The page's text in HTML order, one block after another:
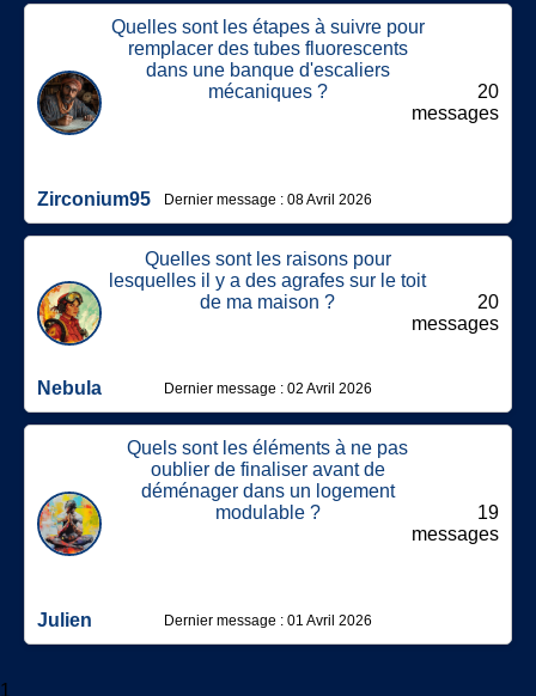
Quelles sont les étapes à suivre pour
remplacer des tubes fluorescents
dans une banque d'escaliers
mécaniques ?
Zirconium95
20
messages
Dernier message : 08 Avril 2026
Quelles sont les raisons pour
lesquelles il y a des agrafes sur le toit
de ma maison ?
Nebula
20
messages
Dernier message : 02 Avril 2026
Quels sont les éléments à ne pas
oublier de finaliser avant de
déménager dans un logement
modulable ?
Julien
19
messages
Dernier message : 01 Avril 2026
1